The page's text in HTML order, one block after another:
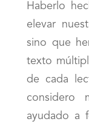
Haberlo
elevar
sino que
texto
de cada
considero
ayudado a